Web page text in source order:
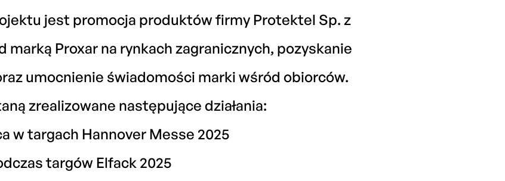
jest promocja produktów firmy Protektel Sp. z
marką Proxar na rynkach zagranicznych, pozyskanie
umocnienie świadomości marki wśród obiorców.
zrealizowane następujące działania:
w targach Hannover Messe 2025
targów Elfack 2025